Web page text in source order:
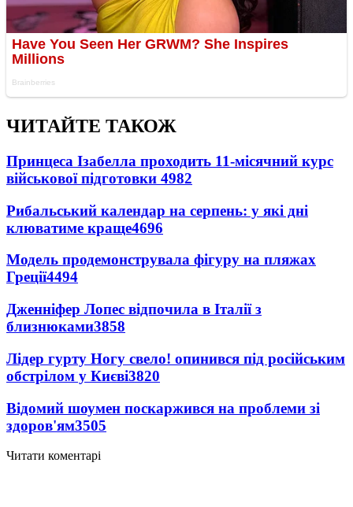
ЧИТАЙТЕ ТАКОЖ
Принцеса Ізабелла проходить 11-місячний курс
військової підготовки 4982
Рибальський календар на серпень: у які дні
клюватиме краще4696
Модель продемонструвала фігуру на пляжах
Греції4494
Дженніфер Лопес відпочила в Італії з
близнюками3858
Лідер гурту Ногу свело! опинився під російським
обстрілом у Києві3820
Відомий шоумен поскаржився на проблеми зі
здоров'ям3505
Читати коментарі